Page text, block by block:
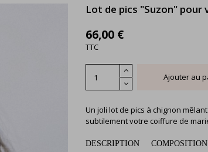
Lot de pics "Suzon"
66,00 €
TTC
Ajouter au
Un joli lot de pics à chignon
subtilement votre coiffure de
DESCRIPTION COMPOSITION